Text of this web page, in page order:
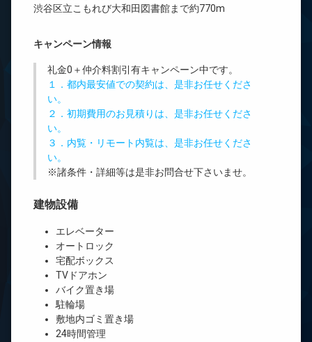
渋谷区立こもれび大和田図書館まで約770m
キャンペーン情報
礼金0 ＋仲介料割引有キャンペーン中です。
１．都内最安値での契約は、是非お任せくださ
い。
２．初期費用のお見積りは、是非お任せくださ
い。
３．内覧・リモート内覧は、是非お任せくださ
い。
※諸条件・詳細等は是非お問合せ下さいませ。
建物設備
エレベーター
オートロック
宅配ボックス
TVドアホン
バイク置き場
駐輪場
敷地内ゴミ置き場
24時間管理